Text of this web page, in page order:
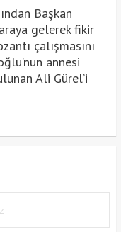
Başkan
gelerek fikir
çalışmasını
annesi
Ali Gürel’i